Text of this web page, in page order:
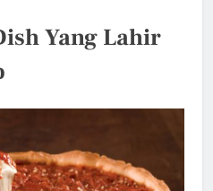
Yang Lahir